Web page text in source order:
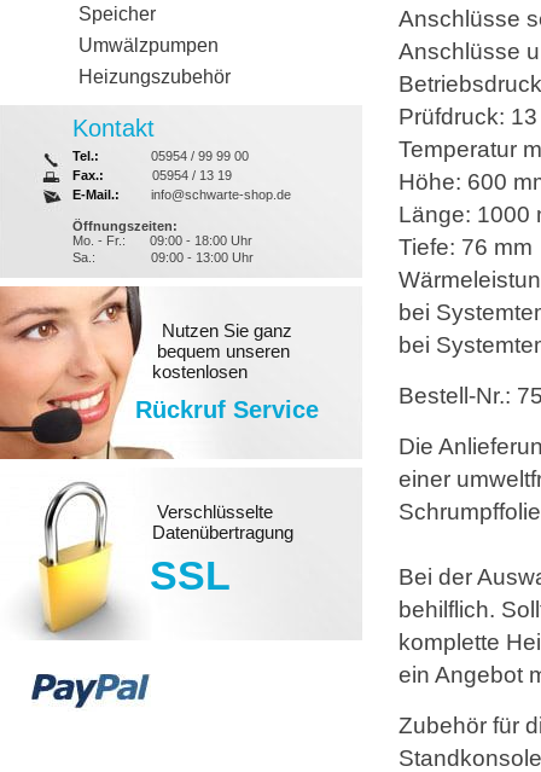
Anschlüsse
Anschlüsse
Prüfdruck:
Temperatur
Höhe: 600
Länge: 1000
Tiefe: 76 mm
bei
bei
Bestell-Nr.:
Die
einer
Bei der
behilflich.
komplette
ein Angebot
Zubehör für
Speicher
Umwälzpumpen
Heizungszubehör
Kontakt
Tel.:
05954 / 99 99 00
Fax.:
05954 / 13 19
E-Mail.:
info@schwarte-shop.de
Öffnungszeiten:
Mo. - Fr.:
09:00 - 18:00 Uhr
Sa.:
09:00 - 13:00 Uhr
Nutzen Sie ganz
bequem unseren
kostenlosen
Rückruf Service
Verschlüsselte
Datenübertragung
SSL